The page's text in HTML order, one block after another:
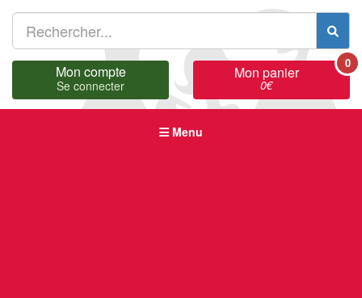
Mon compte
Se connecter
Mon panier
0€
0
Menu